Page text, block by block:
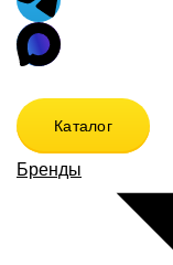
Каталог
Бренды